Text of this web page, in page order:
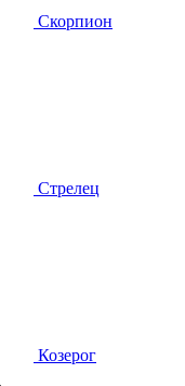
Скорпион
Стрелец
Козерог